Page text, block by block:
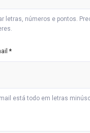
letras, números e pontos.
*
está todo em letras